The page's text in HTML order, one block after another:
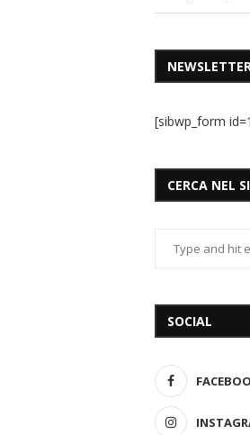
[sibwp_form
CERCA NEL
SOCIAL